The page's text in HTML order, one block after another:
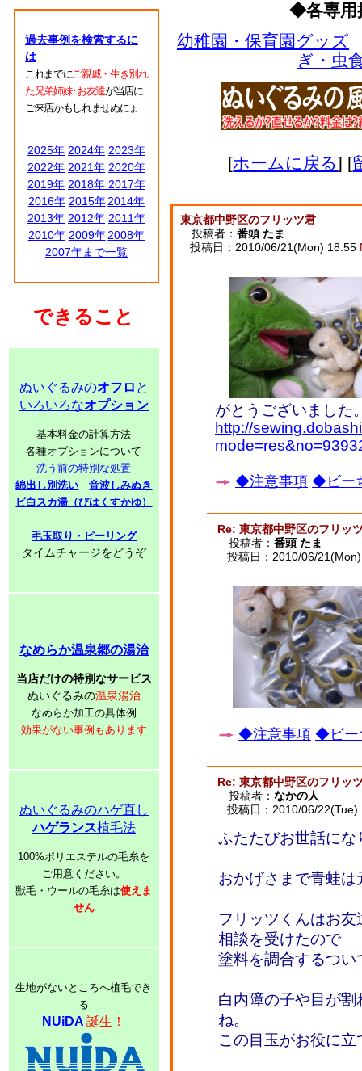
過去事例を検索するに
は
これまでにご親戚・生き別れ
た兄弟姉妹･お友達が当店に
ご来店かもしれませぬにょ
2025年 2024年 2023年
2022年 2021年 2020年
2019年 2018年 2017年
2016年 2015年 2014年
2013年 2012年 2011年
2010年 2009年 2008年
2007年まで一覧
できること
ぬいぐるみのオフロ と
いろいろなオプション
基本料金の計算方法
各種オプションについて
洗う前の特別な処置
綿出し別洗い
音波しみぬき
ビ白スカ湯（びはくすかゆ）
毛玉取り・ピーリング
タイムチャージをどうぞ
なめらか温泉郷の湯治
当店だけの特別なサービス
ぬいぐるみの温泉湯治
なめらか加工の具体例
効果がない事例もあります
ぬいぐるみのハゲ直し
ハゲランス植毛法
100%ポリエステルの毛糸を
ご用意ください。
獣毛・ウールの毛糸は使えま
せん
生地がないところへ植毛でき
る
NUiDA誕生！
◆各専用
幼稚園・保育園グッズ
ぎ・虫
[ホームに戻る] [
東京都中野区のフリッツ君
投稿者： 番頭 たま
投稿日：2010/06/21(Mon) 18:55
がとうございました
http://
◆注意事項 ◆ビー
Re: 東京都中野区のフリッ
投稿者： 番頭 たま
投稿日：2010/06/
◆注意事項 ◆ビー
Re: 東京都中野区のフリッ
投稿者： なかの人
投稿日：2010/06/
ふたたびお世話にな
おかげさまで青蛙は
フリッツくんはお
相談を受けたので
塗料を調合するつ
白内障の子や目が
ね。
この目玉がお役に